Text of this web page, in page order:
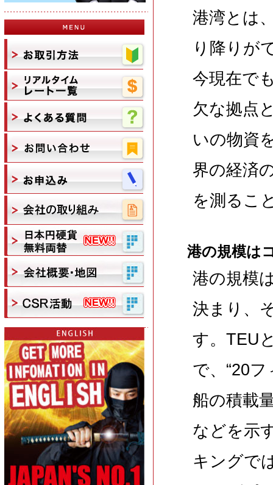
港湾とは
り降りが
今現在で
欠な拠点
いの物資
界の経済
を測るこ
港の規模は
港の規模
決まり、
す。TEU
で、“20
船の積載
などを示
キングで